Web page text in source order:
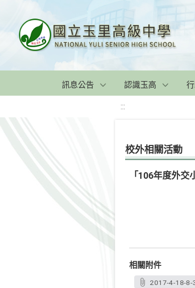
訊息公告 認識玉高
:::
校外相關活動
「106年度外
相關附件
2017-4-18-